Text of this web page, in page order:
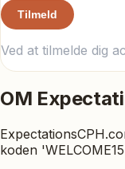
Tilmeld
Ved at tilmelde dig
OM
koden